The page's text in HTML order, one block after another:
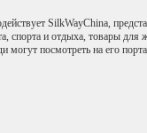
SilkWayChina,
спорта и отдыха, товары
посмотреть на его